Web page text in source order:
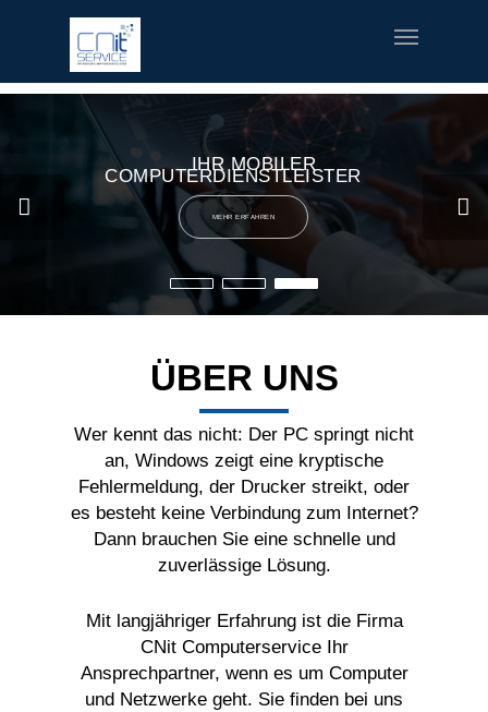
fred meyer gift card
fusion coupons build a bear printable coupon 10
rush music
special welcome coupon
IHR MOBILER
COMPUTERDIENSTLEISTER
MEHR ERFAHREN
ÜBER UNS
Wer kennt das nicht: Der PC springt nicht
an, Windows zeigt eine kryptische
Fehlermeldung, der Drucker streikt, oder
es besteht keine Verbindung zum Internet?
Dann brauchen Sie eine schnelle und
zuverlässige Lösung.
Mit langjähriger Erfahrung ist die Firma
CNit Computerservice Ihr
Ansprechpartner, wenn es um Computer
und Netzwerke geht. Sie finden bei uns